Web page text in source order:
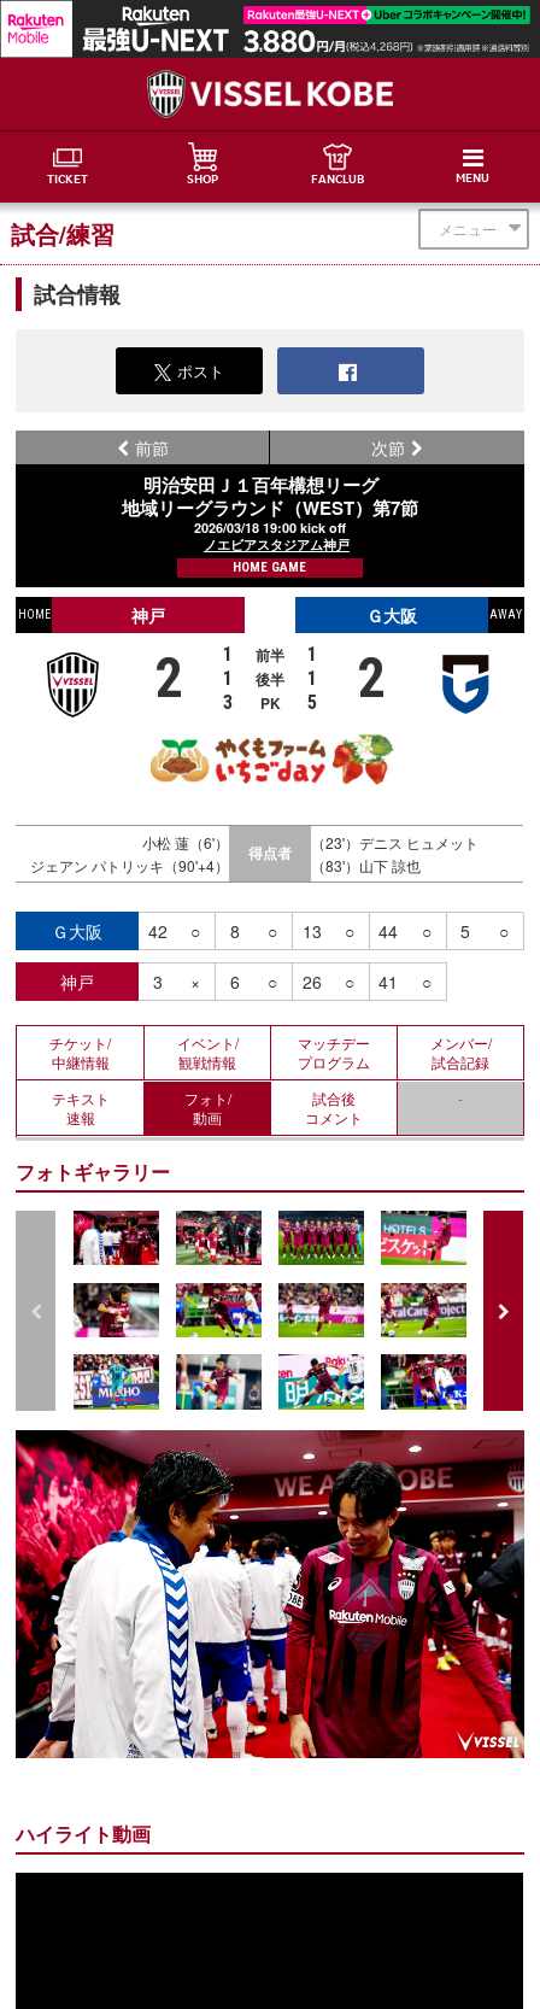
TICKET SHOP FANCLUB MENU
メニュー
試合/練習
試合情報
ポスト
前節
明治安田Ｊ１百年構想リーグ
地域リーグラウンド（WEST）第7節
2026/03/18 19:00 kick off
ノエビアスタジアム神戸
HOME GAME
次節
HOME 神戸 AWAY
Ｇ大阪
2 1 前半
1
1
後半
1
3
PK 5 2
小松 蓮（6'）
ジェアン パトリッキ（90'+4）
得点者
（23'）デニス ヒュメット
（83'）山下 諒也
Ｇ大阪 42 ○ 8 ○ 13 ○ 44 ○ 5 ○
神戸 3 × 6 ○ 26 ○ 41 ○
チケット/
中継情報
イベント/
観戦情報
マッチデー
プログラム
メンバー/
試合記録
テキスト
速報
フォト/
動画
試合後
コメント
-
フォトギャラリー
ハイライト動画